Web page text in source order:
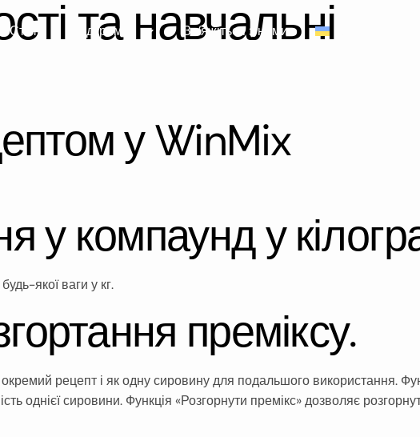
Статті Підтримка Зв’яжіться з нами
та навчальні
у WinMix
у компаунд у
якої ваги у кг.
преміксу.
рецепт і як одну сировину для подальшого використання.
однієї сировини. Функція «Розгорнути премікс» дозволяє